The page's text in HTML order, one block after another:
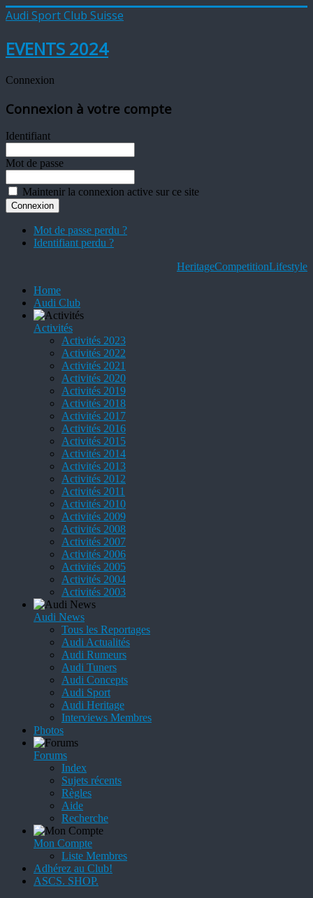
Audi Sport Club Suisse
EVENTS 2024
Connexion
Connexion à votre compte
Identifiant
Mot de passe
Maintenir la connexion active sur ce site
Mot de passe perdu ?
Identifiant perdu ?
HeritageCompetitionLifestyle
Home
Audi Club
Activités
Activités 2023
Activités 2022
Activités 2021
Activités 2020
Activités 2019
Activités 2018
Activités 2017
Activités 2016
Activités 2015
Activités 2014
Activités 2013
Activités 2012
Activités 2011
Activités 2010
Activités 2009
Activités 2008
Activités 2007
Activités 2006
Activités 2005
Activités 2004
Activités 2003
Audi News
Tous les Reportages
Audi Actualités
Audi Rumeurs
Audi Tuners
Audi Concepts
Audi Sport
Audi Heritage
Interviews Membres
Photos
Forums
Index
Sujets récents
Règles
Aide
Recherche
Mon Compte
Liste Membres
Adhérez au Club!
ASCS. SHOP.